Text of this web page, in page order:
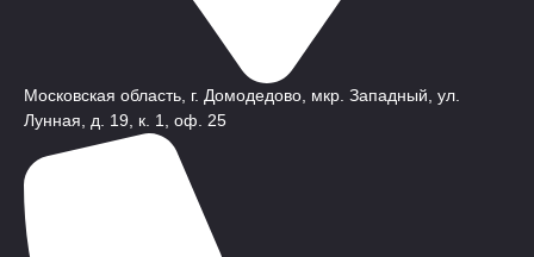
Московская область, г. Домодедово, мкр. Западный, ул.
Лунная, д. 19, к. 1, оф. 25